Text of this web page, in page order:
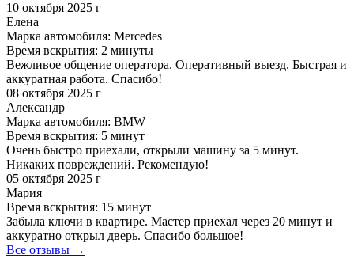
10 октября 2025 г
Елена
Марка автомобиля: Mercedes
Время вскрытия: 2 минуты
Вежливое общение оператора. Оперативный выезд. Быстрая и
аккуратная работа. Спасибо!
08 октября 2025 г
Александр
Марка автомобиля: BMW
Время вскрытия: 5 минут
Очень быстро приехали, открыли машину за 5 минут.
Никаких повреждений. Рекомендую!
05 октября 2025 г
Мария
Время вскрытия: 15 минут
Забыла ключи в квартире. Мастер приехал через 20 минут и
аккуратно открыл дверь. Спасибо большое!
Все отзывы →